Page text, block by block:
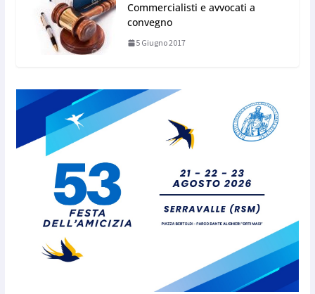
Commercialisti e avvocati a
convegno
5 Giugno 2017